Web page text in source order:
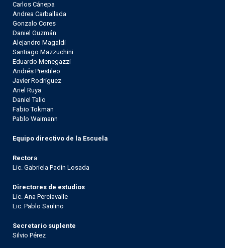
Carlos Cánepa
Andrea Carballada
Gonzalo Cores
Daniel Guzmán
Alejandro Magaldi
Santiago Mazzuchini
Eduardo Menegazzi
Andrés Prestileo
Javier Rodríguez
Ariel Ruya
Daniel Talio
Fabio Tokman
Pablo Waimann
Equipo directivo de la Escuela
Rectora
Lic. Gabriela Padín Losada
Directores de estudios
Lic. Ana Perciavalle
Lic. Pablo Saulino
Secretario suplente
Silvio Pérez